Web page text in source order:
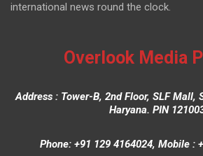
international news round the clock.
Overlook Media
Address : Tower-B, 2nd Floor, SLF Mall,
Haryana. PIN
Phone: +91 129 4164024, Mobile :